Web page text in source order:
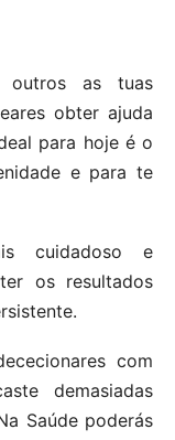
as tuas
obter ajuda
para hoje é o
e para te
cuidadoso e
os resultados
com
demasiadas
Saúde poderás